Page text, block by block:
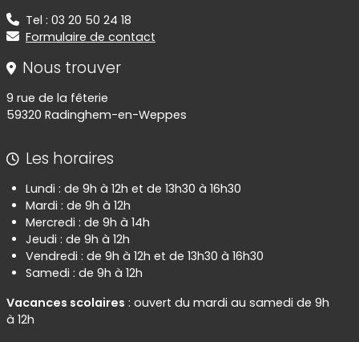
Tel : 03 20 50 24 18
Formulaire de contact
Nous trouver
9 rue de la fêterie
59320 Radinghem-en-Weppes
Les horaires
Lundi : de 9h à 12h et de 13h30 à 16h30
Mardi : de 9h à 12h
Mercredi : de 9h à 14h
Jeudi : de 9h à 12h
Vendredi : de 9h à 12h et de 13h30 à 16h30
Samedi : de 9h à 12h
Vacances scolaires : ouvert du mardi au samedi de 9h
à 12h